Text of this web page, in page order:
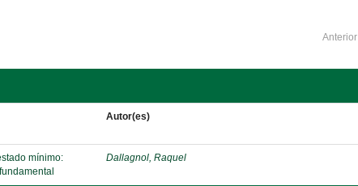
Anterior
Autor(es)
mínimo:
Dallagnol, Raquel